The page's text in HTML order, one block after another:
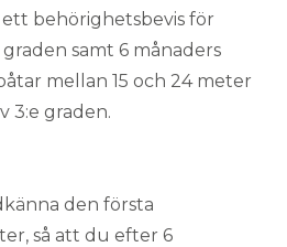
behörighetsbevis för
samt 6 månaders
mellan 15 och 24 meter
3:e graden.
den första
så att du efter 6